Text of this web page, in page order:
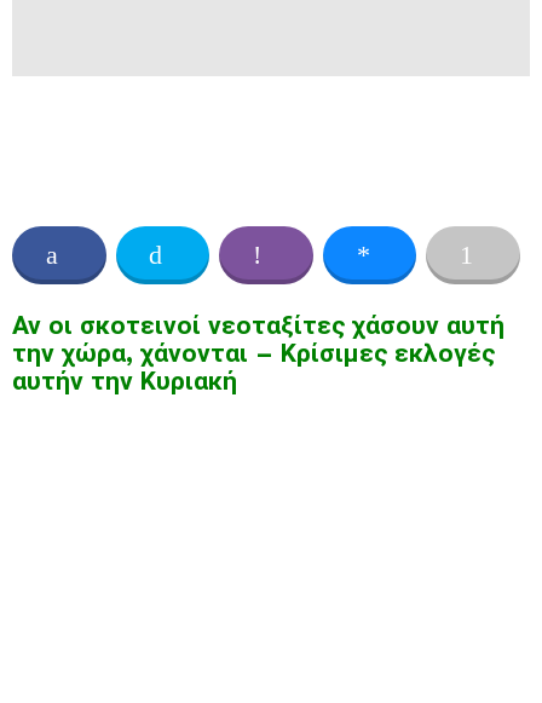
Αν οι σκοτεινοί νεοταξίτες χάσουν αυτή
την χώρα, χάνονται – Κρίσιμες εκλογές
αυτήν την Κυριακή